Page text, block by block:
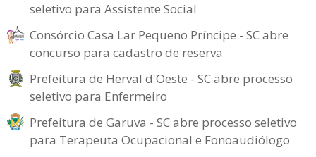
seletivo para Assistente Social
Consórcio Casa Lar Pequeno Príncipe - SC abre
concurso para cadastro de reserva
Prefeitura de Herval d'Oeste - SC abre processo
seletivo para Enfermeiro
Prefeitura de Garuva - SC abre processo seletivo
para Terapeuta Ocupacional e Fonoaudiólogo